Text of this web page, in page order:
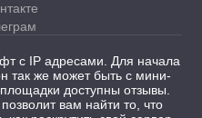
с IP адресами. Для начала
так же может быть с мини-
доступны отзывы.
вам найти то, что